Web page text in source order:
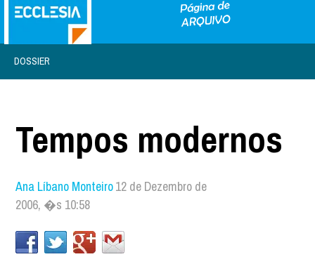
DOSSIER
Tempos modernos
Ana Líbano Monteiro12 de Dezembro de
2006, �s 10:58